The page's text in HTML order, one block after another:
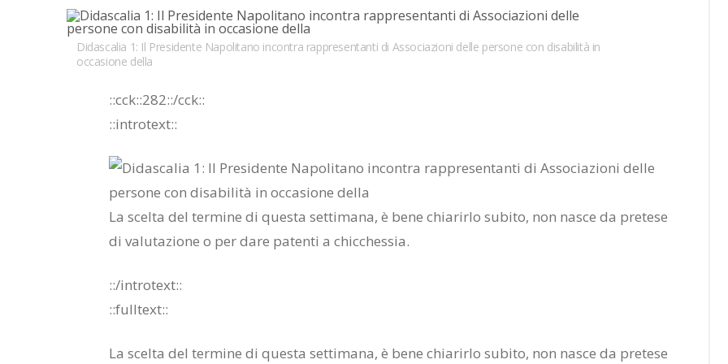
Didascalia 1: Il Presidente Napolitano incontra rappresentanti di Associazioni delle persone con disabilità in
occasione della
::cck::282::/​cck::
::in­tro­text::
La scel­ta del ter­mi­ne di que­sta set­ti­ma­na, è bene chia­rir­lo su­bi­to, non na­sce da pre­te­se
di va­lu­ta­zio­ne o per dare pa­ten­ti a chic­ches­sia.
::/in­tro­text::
::full­text::
La scel­ta del ter­mi­ne di que­sta set­ti­ma­na, è bene chia­rir­lo su­bi­to, non na­sce da pre­te­se